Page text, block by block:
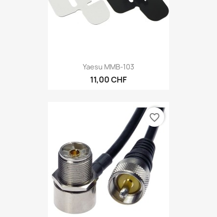
Yaesu MMB-103
11,00 CHF
favorite_border